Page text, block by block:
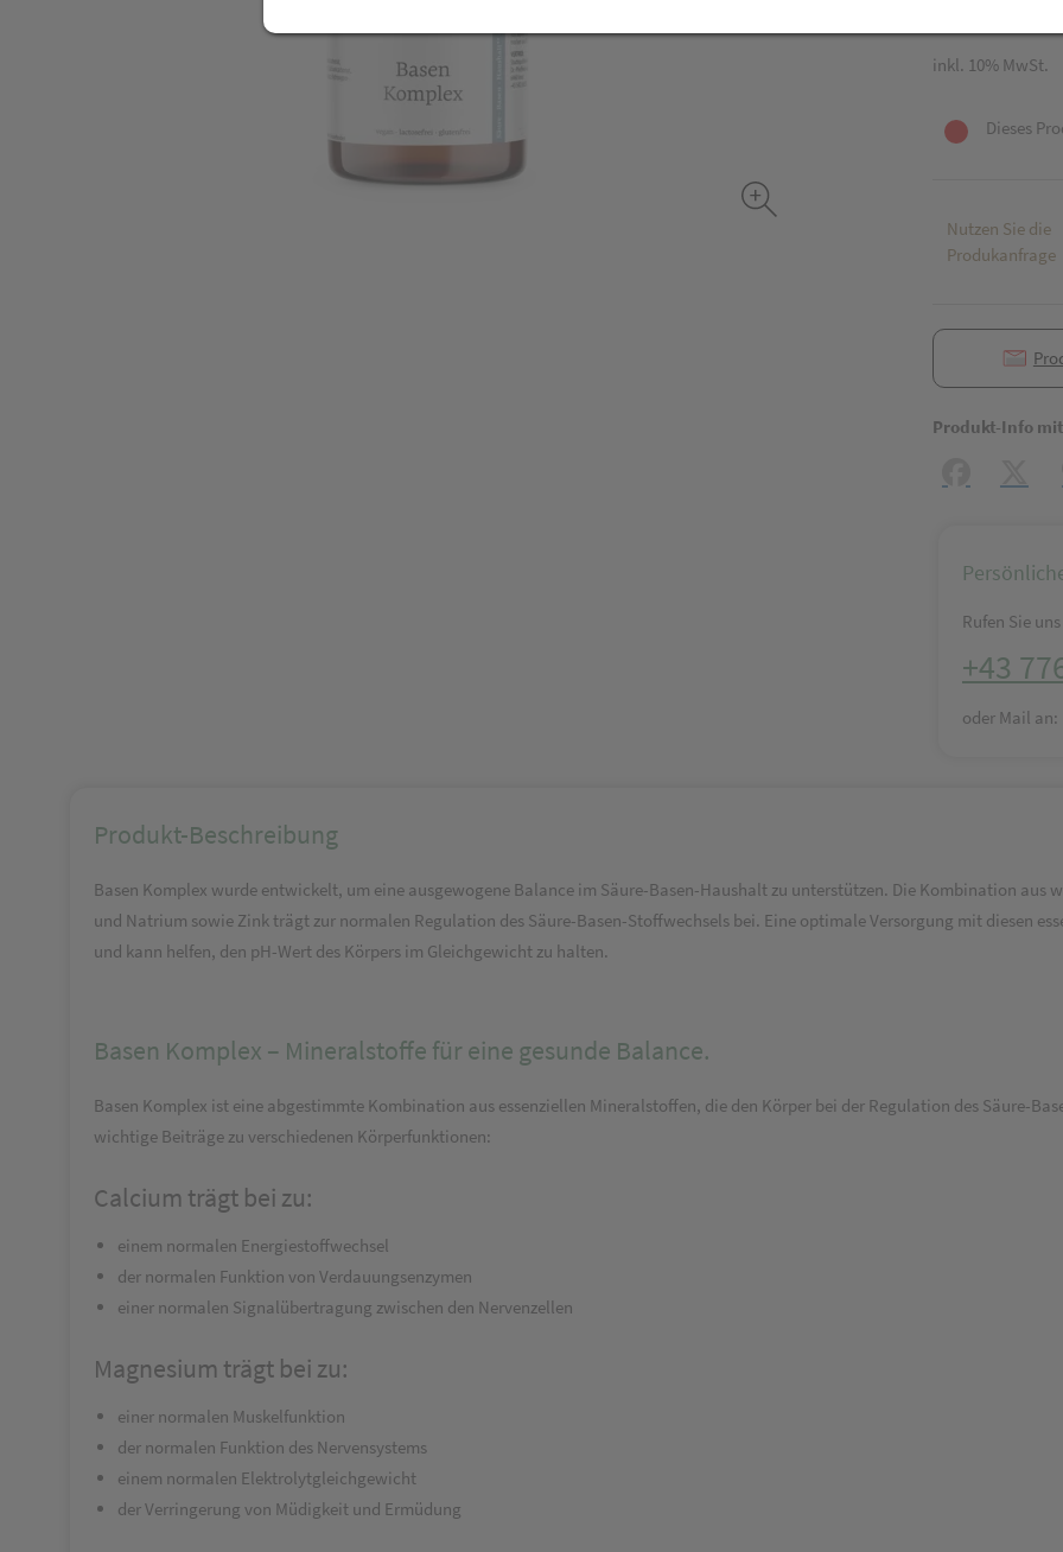
inkl. 10% MwSt.
Dieses
Nutzen Sie die
Produkanfrage
Produkt-Info
Rufen Sie
+43
oder Mail an:
Produkt-Beschreibung
Basen Komplex wurde entwickelt, um eine ausgewogene Balance im Säure-Basen-Haushalt zu unterstützen. Die Kombination
und Natrium sowie Zink trägt zur normalen Regulation des Säure-Basen-Stoffwechsels bei. Eine optimale Versorgung mit diesen
und kann helfen, den pH-Wert des Körpers im Gleichgewicht zu halten.
Basen Komplex – Mineralstoffe für eine gesunde Balance.
Basen Komplex ist eine abgestimmte Kombination aus essenziellen Mineralstoffen, die den Körper bei der Regulation des Säure-
wichtige Beiträge zu verschiedenen Körperfunktionen:
Calcium trägt bei zu:
einem normalen Energiestoffwechsel
der normalen Funktion von Verdauungsenzymen
einer normalen Signalübertragung zwischen den Nervenzellen
Magnesium trägt bei zu:
einer normalen Muskelfunktion
der normalen Funktion des Nervensystems
einem normalen Elektrolytgleichgewicht
der Verringerung von Müdigkeit und Ermüdung